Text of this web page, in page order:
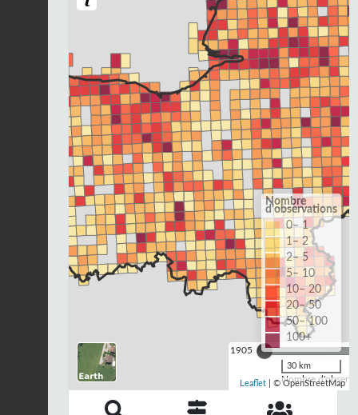
1905
Nombre
Nombre
d'observations
0– 1
1– 2
2– 5
5– 10
10– 20
20– 50
50– 100
100+
30 km
Leaflet | © OpenStreetMap